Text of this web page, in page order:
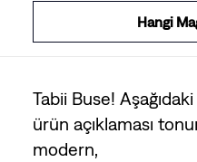
Hangi
Tabii Buse!
ürün açıklaması
modern,